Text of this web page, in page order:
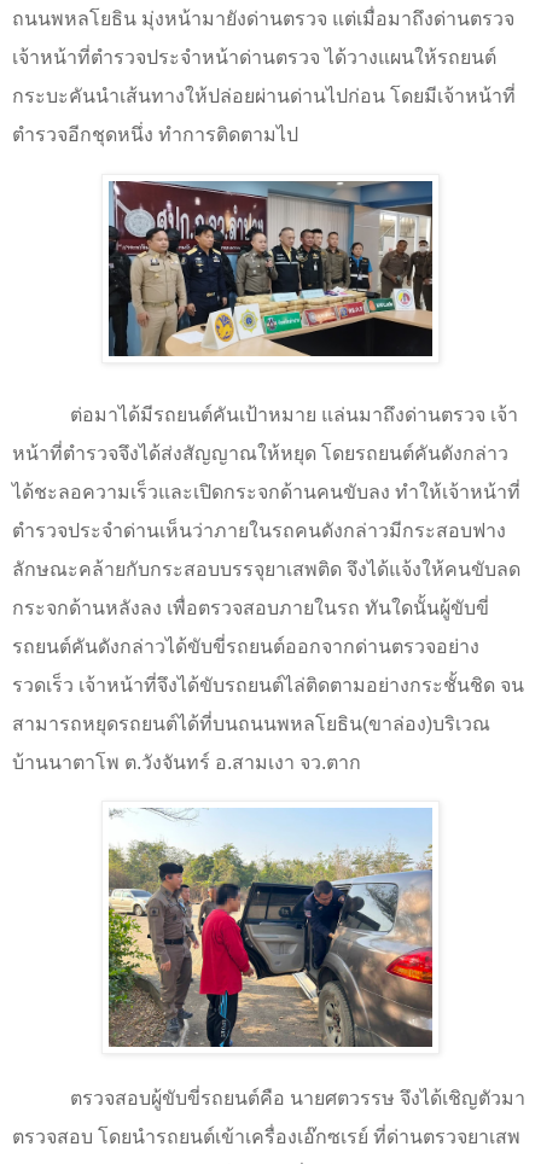
ถนนพหลโยธิน มุ่งหน้ามายังด่านตรวจ แต่เมื่อมาถึงด่านตรวจ
เจ้าหน้าที่ตำรวจประจำหน้าด่านตรวจ ได้วางแผนให้รถยนต์
กระบะคันนำเส้นทางให้ปล่อยผ่านด่านไปก่อน โดยมีเจ้าหน้าที่
ตำรวจอีกชุดหนึ่ง ทำการติดตามไป
ต่อมาได้มีรถยนต์คันเป้าหมาย แล่นมาถึงด่านตรวจ เจ้า
หน้าที่ตำรวจจึงได้ส่งสัญญาณให้หยุด โดยรถยนต์คันดังกล่าว
ได้ชะลอความเร็วและเปิดกระจกด้านคนขับลง ทำให้เจ้าหน้าที่
ตำรวจประจำด่านเห็นว่าภายในรถคนดังกล่าวมีกระสอบฟาง
ลักษณะคล้ายกับกระสอบบรรจุยาเสพติด จึงได้แจ้งให้คนขับลด
กระจกด้านหลังลง เพื่อตรวจสอบภายในรถ ทันใดนั้นผู้ขับขี่
รถยนต์คันดังกล่าวได้ขับขี่รถยนต์ออกจากด่านตรวจอย่าง
รวดเร็ว เจ้าหน้าที่จึงได้ขับรถยนต์ไล่ติดตามอย่างกระชั้นชิด จน
สามารถหยุดรถยนต์ได้ที่บนถนนพหลโยธิน(ขาล่อง)บริเวณ
บ้านนาตาโพ ต.วังจันทร์ อ.สามเงา จว.ตาก
ตรวจสอบผู้ขับขี่รถยนต์คือ นายศตวรรษ จึงได้เชิญตัวมา
ตรวจสอบ โดยนำรถยนต์เข้าเครื่องเอ๊กซเรย์ ที่ด่านตรวจยาเสพ